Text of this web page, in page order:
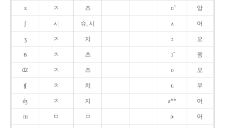
z ㅈ 즈 ɑ̃ 앙
ʃ 시 슈, 시 ʌ 어
ʒ ㅈ 지 ɔ 오
ʦ ㅊ 츠 ɔ̃ 옹
ʣ ㅈ 즈 o 오
ʧ ㅊ 치 u 우
ʤ ㅈ 지 ə** 어
m ㅁ ㅁ ɚ 어